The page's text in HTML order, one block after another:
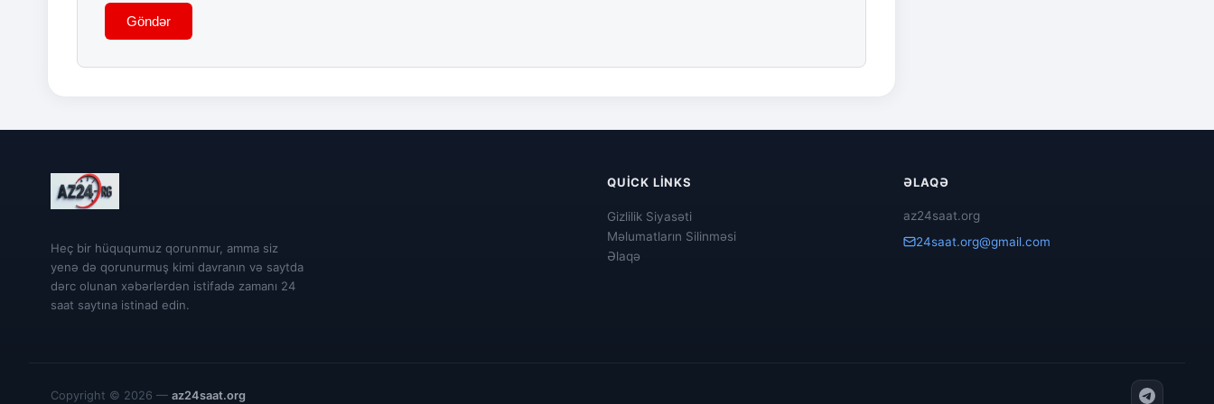
Göndər
Heç bir hüququmuz qorunmur, amma siz
yenə də qorunurmuş kimi davranın və saytda
dərc olunan xəbərlərdən istifadə zamanı 24
saat saytına istinad edin.
QUICK LINKS
Gizlilik Siyasəti
Məlumatların Silinməsi
Əlaqə
ƏLAQƏ
az24saat.org
24saat.org@gmail.com
Copyright © 2026 — az24saat.org